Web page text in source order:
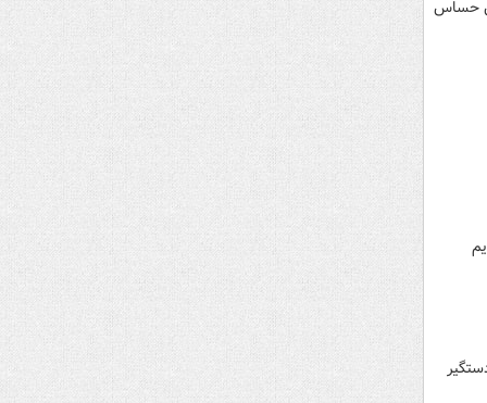
حساس
دستگیر